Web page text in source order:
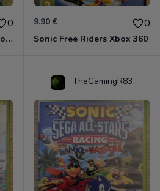
0
Lego - Jurassic World Xbox 360
9.90 € 0
Sonic Free Riders Xbox 360
TheGamingR83